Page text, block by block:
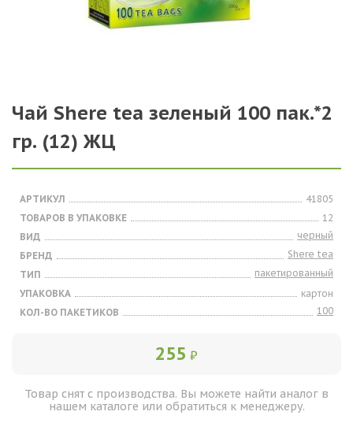
Чай Shere tea зеленый 100 пак.*2
гр. (12) ЖЦ
АРТИКУЛ
41805
ТОВАРОВ В УПАКОВКЕ
12
ВИД
черный
БРЕНД
Shere tea
ТИП
пакетированный
УПАКОВКА
картон
КОЛ-ВО ПАКЕТИКОВ
100
255 ₽
Товар снят с производства. Вы можете найти аналог в
нашем каталоге или обратиться к менеджеру.